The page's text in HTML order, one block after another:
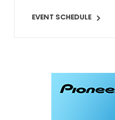
EVENT SCHEDULE